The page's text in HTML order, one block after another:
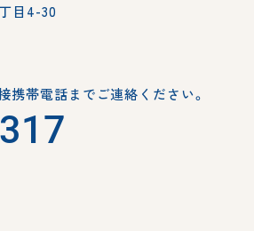
目4-30
携帯電話までご連絡ください。